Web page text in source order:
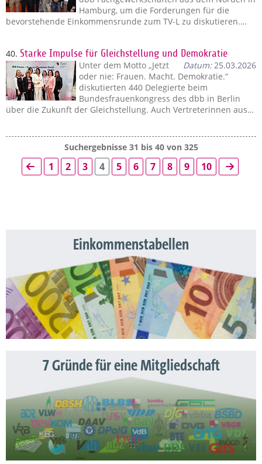
Hamburg, um die Forderungen für die
bevorstehende Einkommensrunde zum TV-L zu diskutieren.…
40. Starke Impulse für Gleichstellung und Demokratie
Datum:25.03.2026
Unter dem Motto „Jetzt
oder nie: Frauen. Macht. Demokratie.“
diskutierten 440 Delegierte beim
Bundesfrauenkongress des dbb in Berlin
über die Zukunft der Gleichstellung. Auch Vertreterinnen aus…
Suchergebnisse 31 bis 40 von 325
1 2 3 4 5 6 7 8 9 10
Einkommenstabellen
7 Gründe für eine Mitgliedschaft